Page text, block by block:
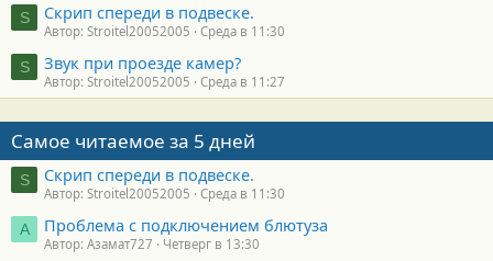
S Скрип спереди в подвеске.
Автор: Stroitel20052005 Среда в 11:30
S Звук при проезде камер?
Автор: Stroitel20052005 Среда в 11:27
Самое читаемое за 5 дней
S Скрип спереди в подвеске.
Автор: Stroitel20052005 Среда в 11:30
А Проблема с подключением блютуза
Автор: Азамат727 Четверг в 13:30